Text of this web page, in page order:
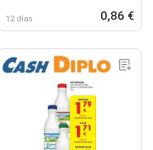
12 días 0,86 €